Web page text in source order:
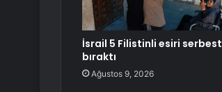
İsrail 5 Filistinli esiri serbest
bıraktı
Ağustos 9, 2026